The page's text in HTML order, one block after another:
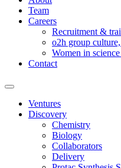
Team
Careers
Recruitment &
o2h group
Women in
Contact
Ventures
Discovery
Chemistry
Biology
Collaborators
Delivery